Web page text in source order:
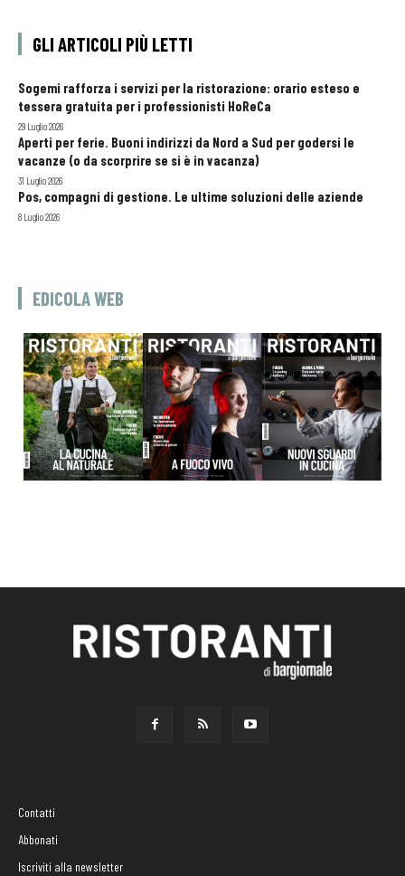
GLI ARTICOLI PIÙ LETTI
Sogemi rafforza i servizi per la ristorazione: orario esteso e
tessera gratuita per i professionisti HoReCa
29 Luglio 2026
Aperti per ferie. Buoni indirizzi da Nord a Sud per godersi le
vacanze (o da scorprire se si è in vacanza)
31 Luglio 2026
Pos, compagni di gestione. Le ultime soluzioni delle aziende
8 Luglio 2026
EDICOLA WEB
Contatti
Abbonati
Iscriviti alla newsletter